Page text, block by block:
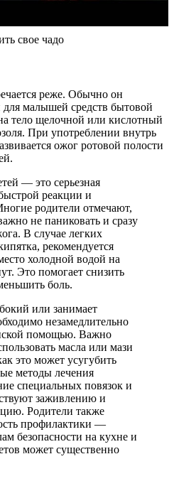
свое чадо
реже. Обычно он
для малышей средств бытовой
тело щелочной или кислотный
При употреблении внутрь
ожог ротовой полости
— это серьезная
реакции и
родители отмечают,
не паниковать и сразу
В случае легких
рекомендуется
холодной водой на
Это помогает снизить
боль.
или занимает
незамедлительно
помощью. Важно
масла или мази
это может усугубить
методы лечения
специальных повязок и
заживлению и
Родители также
профилактики —
безопасности на кухне и
может существенно